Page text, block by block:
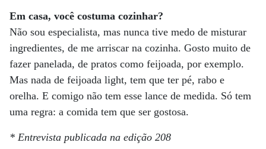
Em casa, você costuma cozinhar?
Não sou especialista, mas nunca tive medo de misturar
ingredientes, de me arriscar na cozinha. Gosto muito de
fazer panelada, de pratos como feijoada, por exemplo.
Mas nada de feijoada light, tem que ter pé, rabo e
orelha. E comigo não tem esse lance de medida. Só tem
uma regra: a comida tem que ser gostosa.
* Entrevista publicada na edição 208